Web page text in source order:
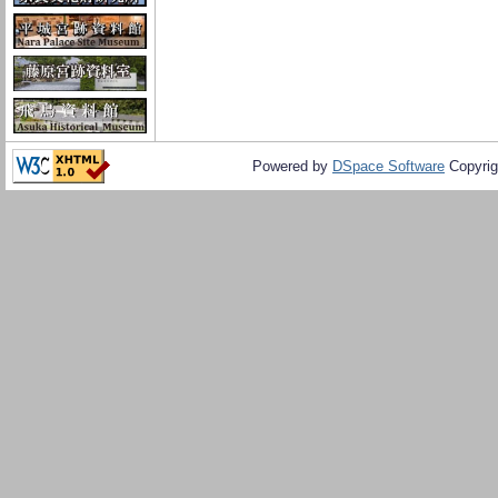
Powered by DSpace Software